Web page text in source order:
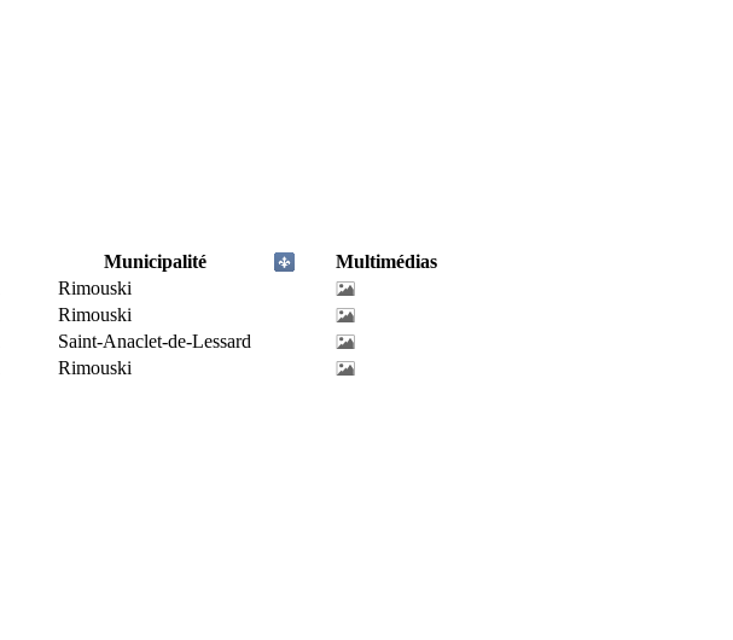
Municipalité
Multimédias
Rimouski
Rimouski
Saint-Anaclet-de-Lessard
Rimouski